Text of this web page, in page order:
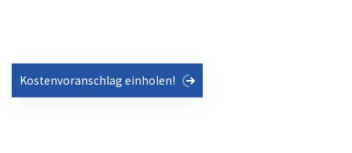
Kostenvoranschlag einholen!